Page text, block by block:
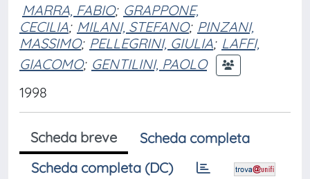
MARRA, FABIO; GRAPPONE,
CECILIA; MILANI, STEFANO; PINZANI,
MASSIMO; PELLEGRINI, GIULIA; LAFFI,
GIACOMO; GENTILINI, PAOLO
1998
Scheda breve
Scheda completa
Scheda completa (DC)